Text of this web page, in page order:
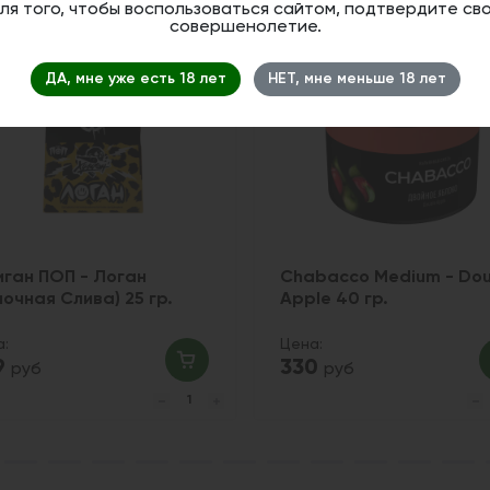
ПОП - Логан
Слива) 25 гр.
руб
Chabacco Medium -
Apple 40 гр.
Цена:
330 руб
того, чтобы воспользоваться сайтом, подтвердите
совершенолетие.
ДА, мне уже есть 18 лет НЕТ, мне меньше 18 лет